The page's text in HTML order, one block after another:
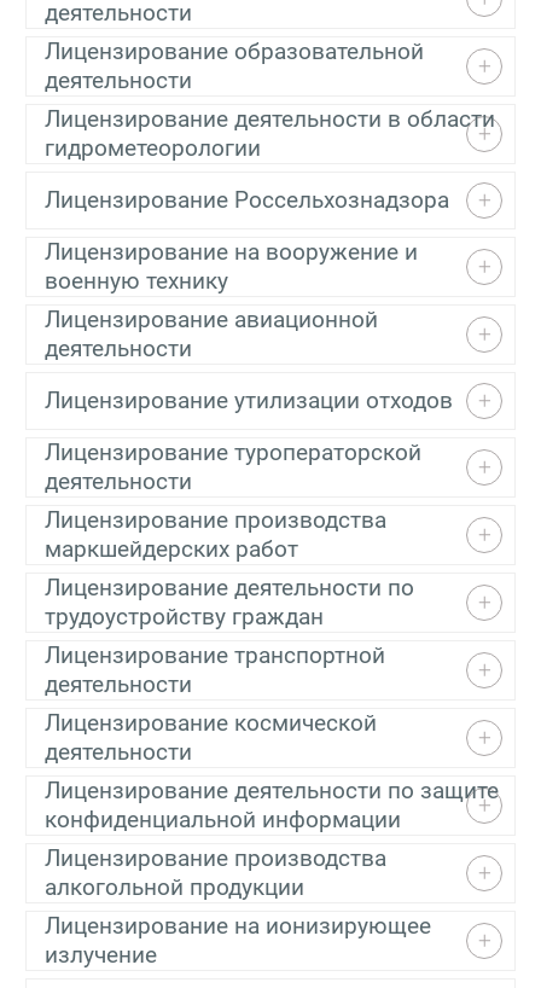
деятельности
Лицензирование образовательной
деятельности
Лицензирование деятельности в области
гидрометеорологии
Лицензирование Россельхознадзора
Лицензирование на вооружение и
военную технику
Лицензирование авиационной
деятельности
Лицензирование утилизации отходов
Лицензирование туроператорской
деятельности
Лицензирование производства
маркшейдерских работ
Лицензирование деятельности по
трудоустройству граждан
Лицензирование транспортной
деятельности
Лицензирование космической
деятельности
Лицензирование деятельности по защите
конфиденциальной информации
Лицензирование производства
алкогольной продукции
Лицензирование на ионизирующее
излучение